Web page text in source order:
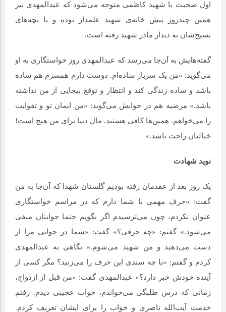
اول صحبت با شهید کاظمی متوجه می‌شود که عبدالمهدی نیز
همین چندروز پیش خانه‌ی شهید علمدار بوده و با بچه‌های
بسیج‌شان به دیدار مادر شهید رفته است.
گفته‌هایش به آن‌جا می‌رسد که عبدالمهدی روز خواستگاری به او
می‌گوید: «من یک سرباز ساده‌ام. دوست دارم همسرم هم ساده
باشد و ساده زندگی کند و انتظار و توقع بیجایی از من نداشته
باشد.» مرضیه هم در جوابش می‌گوید: «من ایمان تو و تقوایت
را می‌خواهم. همین‌ها کافی هستند. مال دنیا برای من هیچ است!
خیالتان راحت باشد.»
نوید شهادت
یک روز بعد از عقدمان رفته بودیم گلستان شهدا که آن‌جا به من
گفت: «حرف مهمی با شما دارم که در مراسم خواستگاری
عنوان نکردم، چون می‌ترسیدم اگر بگویم حتما جوابتان منفی
می‌شود.» گفتم: «چه حرفی؟» گفت: «شما در جوانی مرا از
دست می‌دهید و من شهید می‌شوم.» نگاهی به عبدالمهدی
کردم و گفتم: «با چه سندی این حرف را می‌زنید؟ مگر کسی از
آینده خودش خبر دارد؟» عبدالمهدی گفت: «من قبل از ازدواج،
زمانی که درس طلبگی می‌خواندم، خواب عجیبی دیدم. رفتم
خدمت آیت‌الله ناصری و خواب را برای ایشان تعریف کردم.